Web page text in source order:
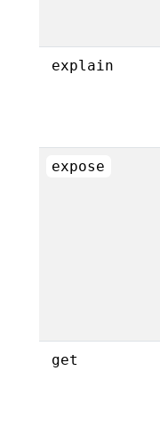
explain
expose
get